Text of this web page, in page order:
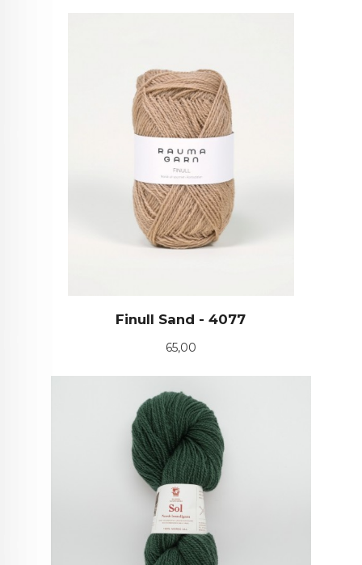
Finull Sand - 4077
Pris
65,00